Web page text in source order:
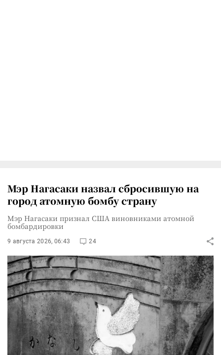
Мэр Нагасаки назвал сбросившую на
город атомную бомбу страну
Мэр Нагасаки признал США виновниками атомной
бомбардировки
9 августа 2026, 06:43 24